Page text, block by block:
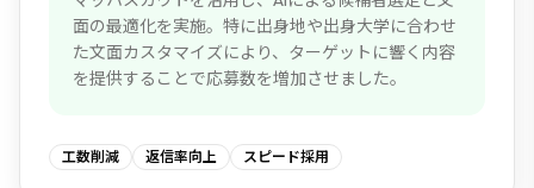
面の最適化を実施。特に出身地や出身大学に合わせ
た文面カスタマイズにより、ターゲットに響く内容
を提供することで応募数を増加させました。
工数削減 返信率向上 スピード採用